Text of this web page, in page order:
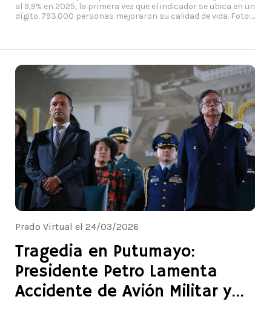
al 9,9% en 2025, la primera vez que el indicador se ubica en un
dígito. 793.000 personas mejoraron su calidad de vida. Foto:
Prado Virtual el 24/03/2026
Tragedia en Putumayo:
Presidente Petro Lamenta
Accidente de Avión Militar y